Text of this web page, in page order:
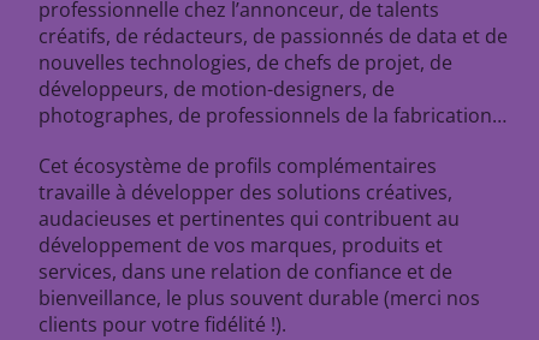
professionnelle chez l’annonceur, de talents
créatifs, de rédacteurs, de passionnés de data et de
nouvelles technologies, de chefs de projet, de
développeurs, de motion-designers, de
photographes, de professionnels de la fabrication…
Cet écosystème de profils complémentaires
travaille à développer des solutions créatives,
audacieuses et pertinentes qui contribuent au
développement de vos marques, produits et
services, dans une relation de confiance et de
bienveillance, le plus souvent durable (merci nos
clients pour votre fidélité !).